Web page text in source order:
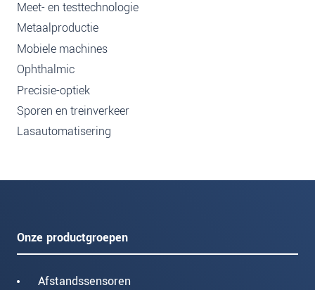
Meet- en testtechnologie
Metaalproductie
Mobiele machines
Ophthalmic
Precisie-optiek
Sporen en treinverkeer
Lasautomatisering
Onze productgroepen
Afstandssensoren